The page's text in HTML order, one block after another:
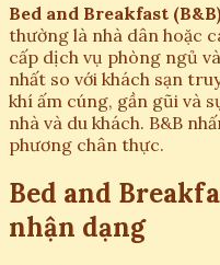
Bed and Breakfast
thường là nhà dân hoặc
cấp dịch vụ phòng ngủ và
nhất so với khách sạn
khí ấm cúng, gần gũi và
nhà và du khách. B&B
phương chân thực.
Bed and
nhận dạng